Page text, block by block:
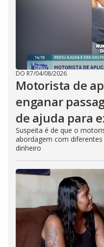
DO R7/04/08/2026
Motorista de
enganar
de ajuda para
Suspeita é de que o
abordagem com
dinheiro